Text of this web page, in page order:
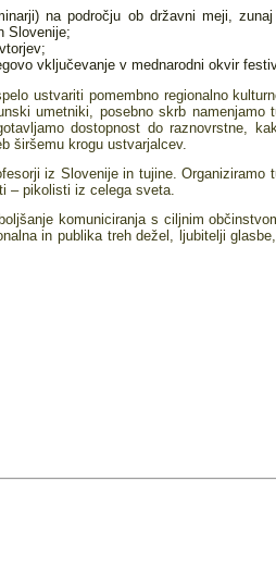
na področju ob državni meji,
Slovenije;
vključevanje v mednarodni okvir
ustvariti pomembno regionalno
umetniki, posebno skrb namenjamo
dostopnost do raznovrstne,
širšemu krogu ustvarjalcev.
iz Slovenije in tujine. Organiziramo
– pikolisti iz celega sveta.
komuniciranja s ciljnim
in publika treh dežel, ljubitelji